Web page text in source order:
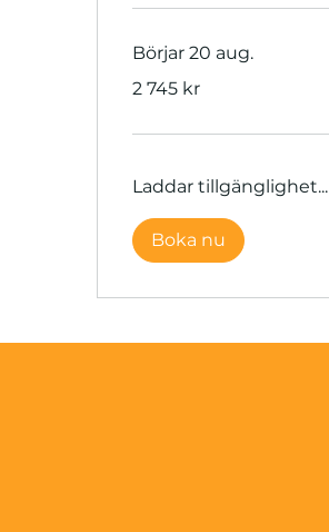
Börjar 20 aug.
svenska
2 745 kr
Laddar tillgänglighet...
Boka nu